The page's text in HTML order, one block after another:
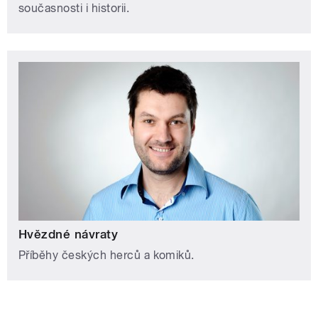
současnosti i historii.
Hvězdné návraty
Příběhy českých herců a komiků.